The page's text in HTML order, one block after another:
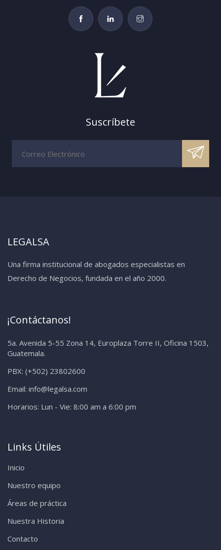
Suscríbete
LEGALSA
Una firma institucional de abogados especialistas en
Derecho de Negocios, fundada en el año 2000.
¡Contáctanos!
5a. Avenida 5-55 Zona 14, Europlaza Torre II, Oficina 1503,
Guatemala.
PBX: (+502) 23802600
Email: info@legalsa.com
Horarios: Lun - Vie: 8:00 am a 6:00 pm
Links Útiles
Inicio
Nuestro equipo
Áreas de práctica
Nuestra Historia
Contacto